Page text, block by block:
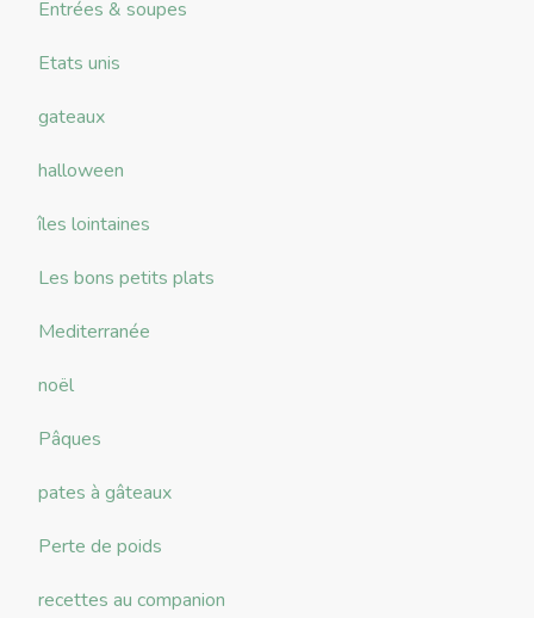
Entrées & soupes
Etats unis
gateaux
halloween
îles lointaines
Les bons petits plats
Mediterranée
noël
Pâques
pates à gâteaux
Perte de poids
recettes au companion